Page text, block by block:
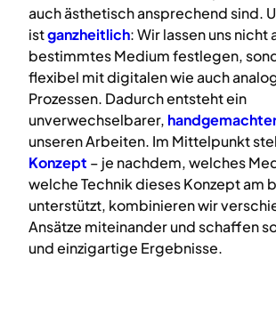
auch ästhetisch ansprechend sind.
istganzheitlich: Wir lassen uns nicht
bestimmtes Medium festlegen,
flexibel mit digitalen wie auch
Prozessen. Dadurch entsteht ein
unverwechselbarer,
unseren Arbeiten. Im Mittelpunkt
Konzept – je nachdem, welches
welche Technik dieses Konzept am
unterstützt, kombinieren wir
Ansätze miteinander und schaffen
und einzigartige Ergebnisse.